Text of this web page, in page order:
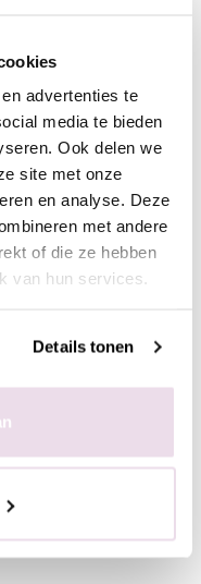
advertenties te
media te bieden
Ook delen we
site met onze
en analyse. Deze
met andere
of die ze hebben
van hun services.
Details tonen
deze uit,
uit, 60 sec in de
of 2 min in de UV lamp
deze uit,